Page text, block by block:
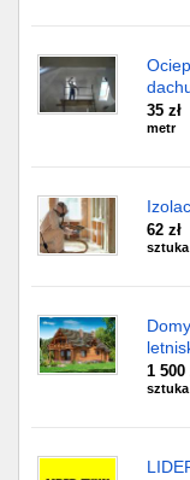
35 zł
metr
62 zł
sztuka
1 500
sztuka